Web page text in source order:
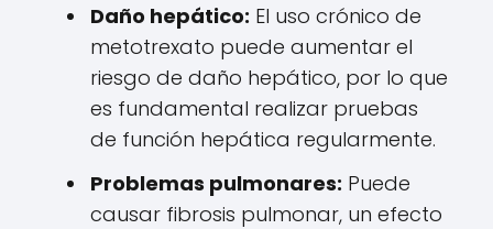
Daño hepático: El uso crónico de
metotrexato puede aumentar el
riesgo de daño hepático, por lo que
es fundamental realizar pruebas
de función hepática regularmente.
Problemas pulmonares: Puede
causar fibrosis pulmonar, un efecto